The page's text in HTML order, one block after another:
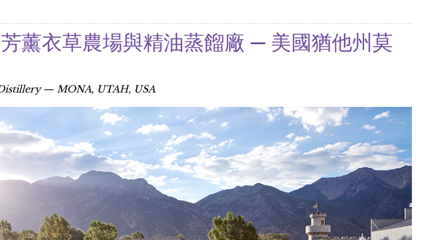
薰衣草農場與精油蒸餾廠 — 美國猶他州莫
— MONA, UTAH, USA